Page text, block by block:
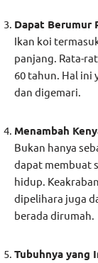
Dapat Berumur
Ikan koi
panjang. Rata-
60 tahun. Hal ini
dan digemari.
Menambah
Bukan hanya
dapat membuat
hidup.
dipelihara juga
berada dirumah.
Tubuhnya yang